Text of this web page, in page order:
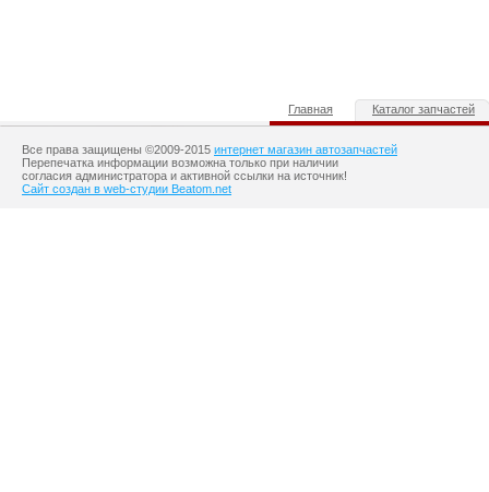
Главная Каталог запчастей
Все права защищены ©2009-2015 интернет магазин автозапчастей
Перепечатка информации возможна только при наличии
согласия администратора и активной ссылки на источник!
Сайт создан в web-студии Beatom.net